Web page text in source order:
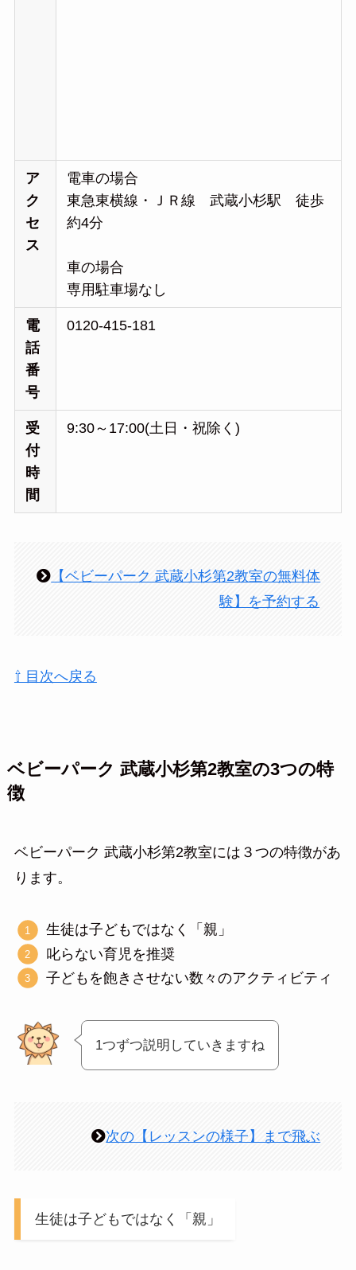
ア
ク
セ
ス
電車の場合
東急東横線・ＪＲ線 武蔵小杉駅 徒歩
約4分
車の場合
専用駐車場なし
電
話
番
号
0120-415-181
受
付
時
間
9:30～17:00(土日・祝除く)
【ベビーパーク 武蔵小杉第2教室の無料体
験】を予約する
⇧ 目次へ戻る
ベビーパーク 武蔵小杉第2教室の3つの特
徴
ベビーパーク 武蔵小杉第2教室には３つの特徴があ
ります。
生徒は子どもではなく「親」
叱らない育児を推奨
子どもを飽きさせない数々のアクティビティ
1つずつ説明していきますね
次の【レッスンの様子】まで飛ぶ
生徒は子どもではなく「親」